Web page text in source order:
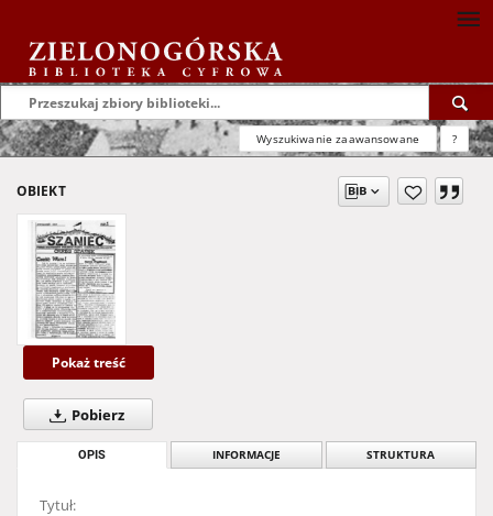
Wyszukiwanie zaawansowane ?
OBIEKT
Pokaż treść
Pobierz
OPIS INFORMACJE STRUKTURA
Tytuł: